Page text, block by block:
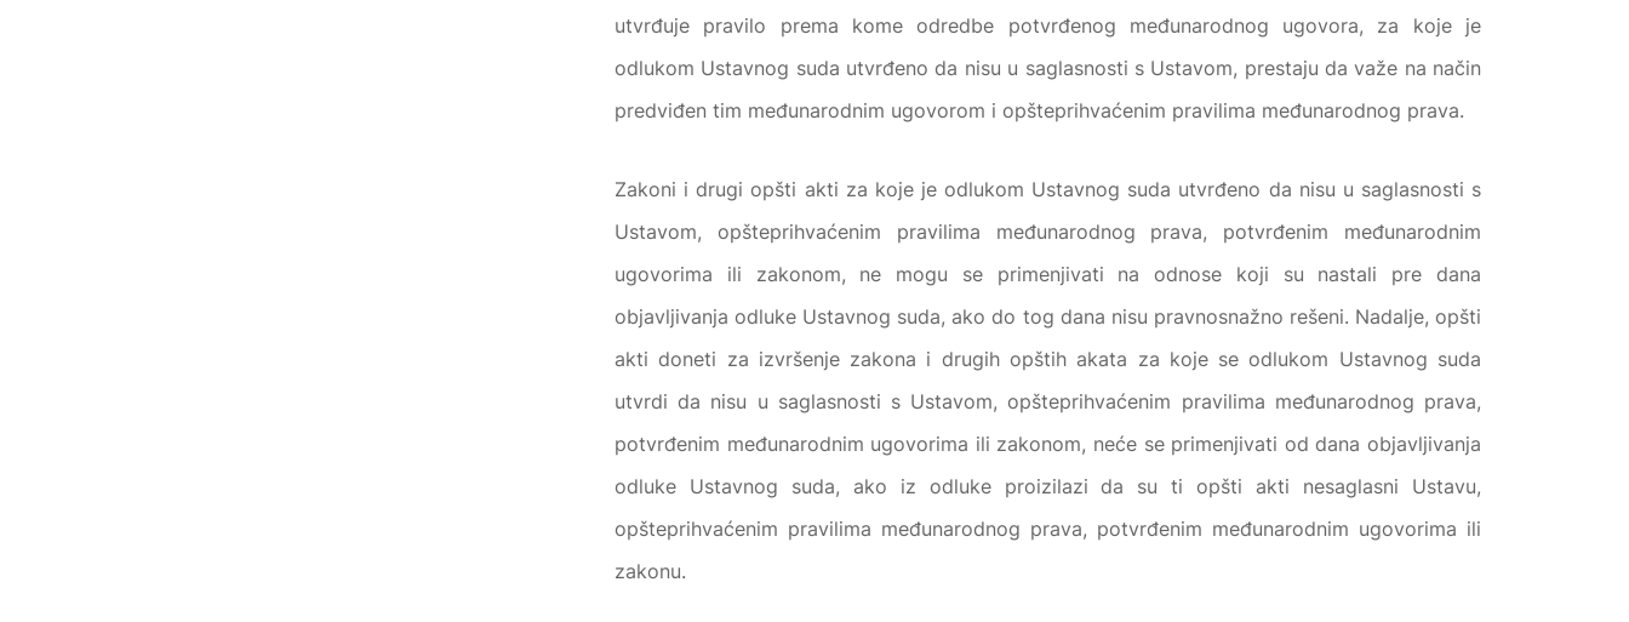
utvrđuje pravilo prema kome odredbe potvrđenog međunarodnog ugovora, za koje je
odlukom Ustavnog suda utvrđeno da nisu u saglasnosti s Ustavom, prestaju da važe na način
predviđen tim međunarodnim ugovorom i opšteprihvaćenim pravilima međunarodnog prava.
Zakoni i drugi opšti akti za koje je odlukom Ustavnog suda utvrđeno da nisu u saglasnosti s
Ustavom, opšteprihvaćenim pravilima međunarodnog prava, potvrđenim međunarodnim
ugovorima ili zakonom, ne mogu se primenjivati na odnose koji su nastali pre dana
objavljivanja odluke Ustavnog suda, ako do tog dana nisu pravnosnažno rešeni. Nadalje, opšti
akti doneti za izvršenje zakona i drugih opštih akata za koje se odlukom Ustavnog suda
utvrdi da nisu u saglasnosti s Ustavom, opšteprihvaćenim pravilima međunarodnog prava,
potvrđenim međunarodnim ugovorima ili zakonom, neće se primenjivati od dana objavljivanja
odluke Ustavnog suda, ako iz odluke proizilazi da su ti opšti akti nesaglasni Ustavu,
opšteprihvaćenim pravilima međunarodnog prava, potvrđenim međunarodnim ugovorima ili
zakonu.